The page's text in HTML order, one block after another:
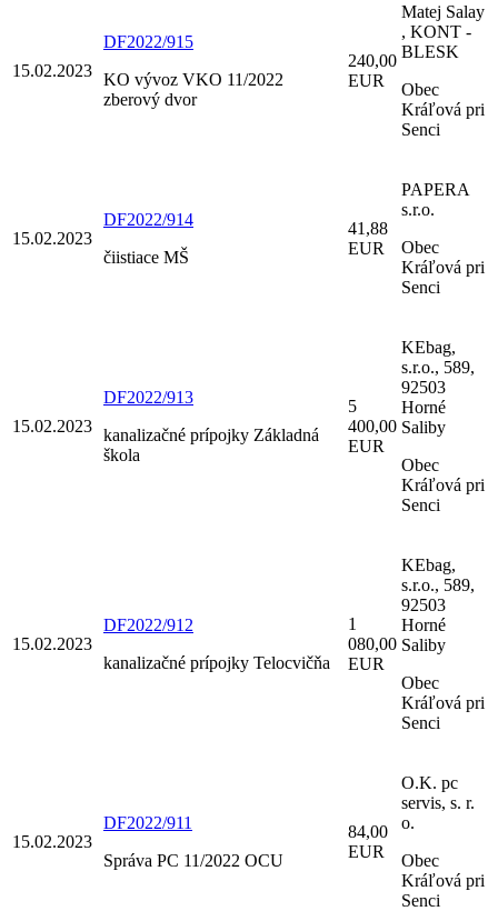
15.02.2023
DF2022/915
KO vývoz VKO 11/2022
zberový dvor
240,00
EUR
Matej Salay
, KONT -
BLESK
Obec
Kráľová pri
Senci
15.02.2023
DF2022/914
čiistiace MŠ
41,88
EUR
PAPERA
s.r.o.
Obec
Kráľová pri
Senci
15.02.2023
DF2022/913
kanalizačné prípojky Základná
škola
5
400,00
EUR
KEbag,
s.r.o., 589,
92503
Horné
Saliby
Obec
Kráľová pri
Senci
15.02.2023
DF2022/912
kanalizačné prípojky Telocvičňa
1
080,00
EUR
KEbag,
s.r.o., 589,
92503
Horné
Saliby
Obec
Kráľová pri
Senci
15.02.2023
DF2022/911
Správa PC 11/2022 OCU
84,00
EUR
O.K. pc
servis, s. r.
o.
Obec
Kráľová pri
Senci